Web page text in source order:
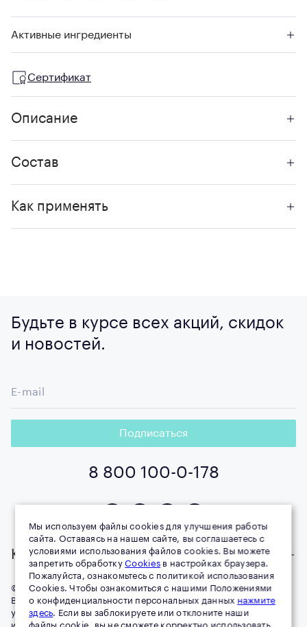
Активные ингредиенты
Сертификат
Описание
Состав
Как применять
Будьте в курсе всех акций, скидок
и новостей.
E-mail
Подписаться
8 800 100-0-178
Компания
© 1996–2026 MIRRA all rights reserved
Воспроизведение материалов данного сайта возможно при
условии обязательного размещения активной ссылки на
Мы используем файлы cookies для улучшения работы
сайта. Оставаясь на нашем сайте, вы соглашаетесь с
условиями использования файлов cookies. Вы можете
запретить обработку Cookies в настройках браузера.
Пожалуйста, ознакомьтесь с политикой использования
Cookies. Чтобы ознакомиться с нашими Положениями
о конфиденциальности персональных данных нажмите
здесь. Если вы заблокируете или отклоните наши